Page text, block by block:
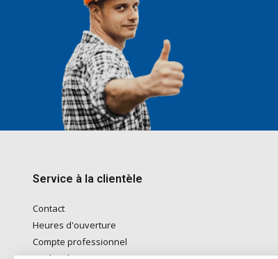
Service à la clientèle
Contact
Heures d'ouverture
Compte professionnel